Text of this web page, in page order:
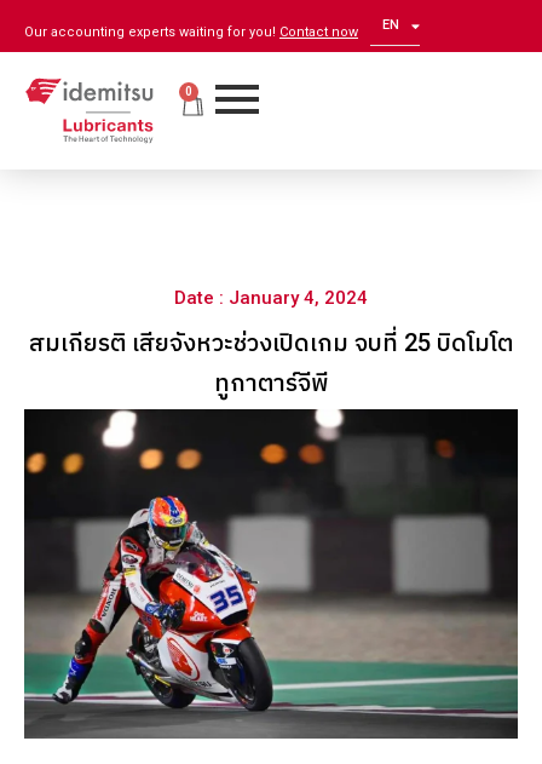
Our accounting experts waiting for you! Contact now EN
ZH
0
Date : January 4, 2024
สมเกียรติ เสียจังหวะช่วงเปิดเกม จบที่ 25 บิดโมโต
ทูกาตาร์จีพี